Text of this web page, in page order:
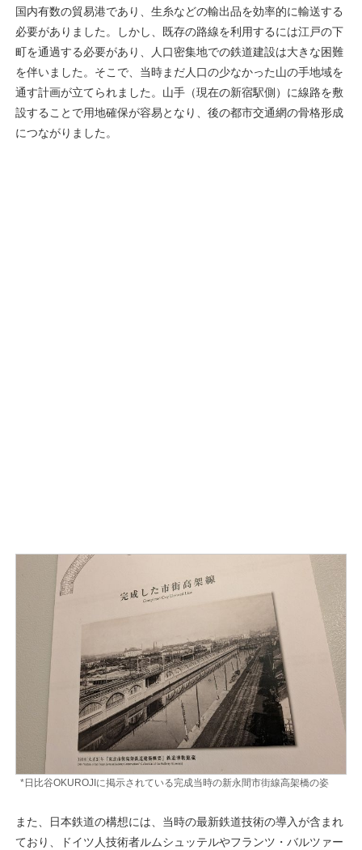
国内有数の貿易港であり、生糸などの輸出品を効率的に輸送する
必要がありました。しかし、既存の路線を利用するには江戸の下
町を通過する必要があり、人口密集地での鉄道建設は大きな困難
を伴いました。そこで、当時まだ人口の少なかった山の手地域を
通す計画が立てられました。山手（現在の新宿駅側）に線路を敷
設することで用地確保が容易となり、後の都市交通網の骨格形成
につながりました。
*日比谷OKUROJIに掲示されている完成当時の新永間市街線高架橋の姿
また、日本鉄道の構想には、当時の最新鉄道技術の導入が含まれ
ており、ドイツ人技術者ルムシュッテルやフランツ・バルツァー